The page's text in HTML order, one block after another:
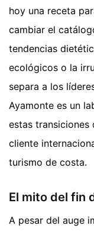
hoy una receta
cambiar el
tendencias
ecológicos o la
separa a los
Ayamonte es un
estas transiciones
cliente
turismo de costa.
El mito del fin
A pesar del auge